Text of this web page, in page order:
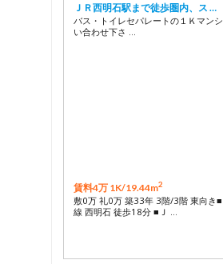
ＪＲ西明石駅まで徒歩圏内、ス …
バス・トイレセパレートの１Ｋマン
い合わせ下さ …
賃料4万 1K/19.44m2
敷0万 礼0万 築33年 3階/3階 東向き
線 西明石 徒歩18分 ■Ｊ …